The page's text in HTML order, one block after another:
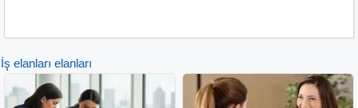
İş elanları elanları